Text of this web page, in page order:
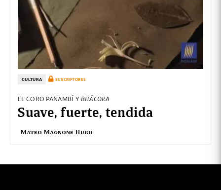
CULTURA SUSCRIPTORES
EL CORO PANAMBÍ YBITÁCORA
Suave, fuerte, tendida
Mateo Magnone Hugo